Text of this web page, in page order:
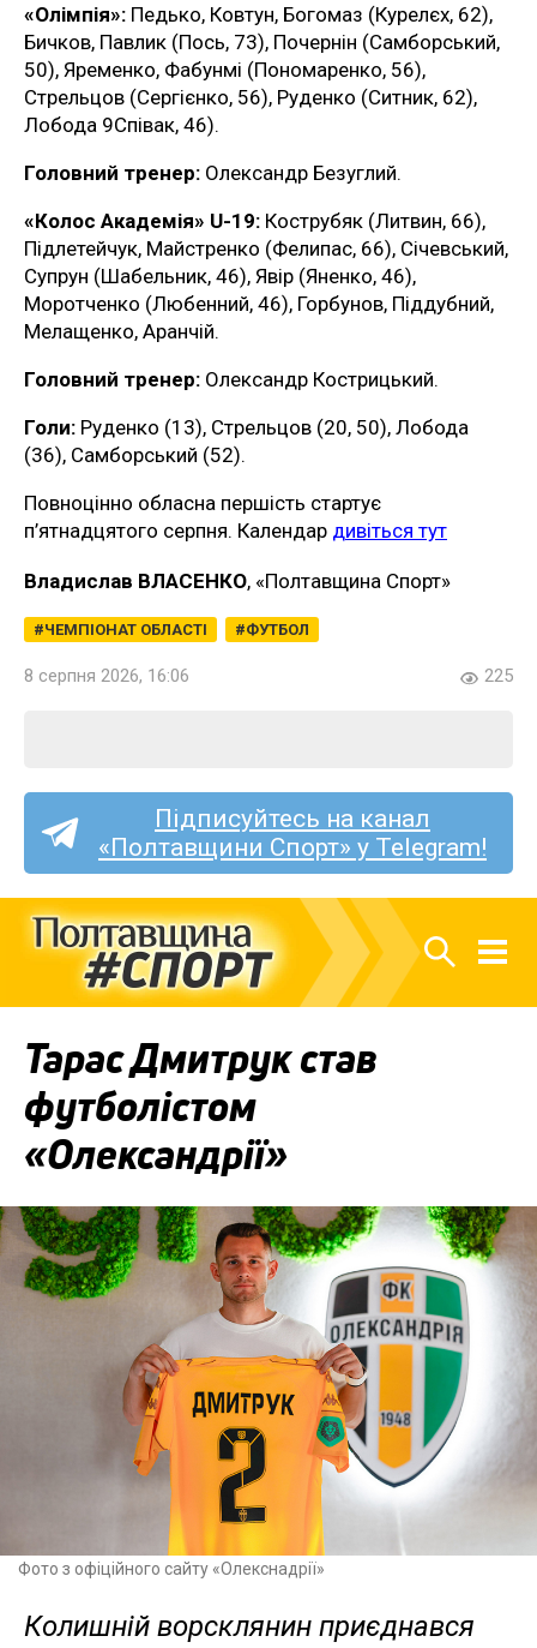
«Олімпія»: Педько, Ковтун, Богомаз (Курелєх, 62),
Бичков, Павлик (Пось, 73), Почернін (Самборський,
50), Яременко, Фабунмі (Пономаренко, 56),
Стрельцов (Сергієнко, 56), Руденко (Ситник, 62),
Лобода 9Співак, 46).
Головний тренер: Олександр Безуглий.
«Колос Академія» U-19: Кострубяк (Литвин, 66),
Підлетейчук, Майстренко (Фелипас, 66), Січевський,
Супрун (Шабельник, 46), Явір (Яненко, 46),
Моротченко (Любенний, 46), Горбунов, Піддубний,
Мелащенко, Аранчій.
Головний тренер: Олександр Кострицький.
Голи: Руденко (13), Стрельцов (20, 50), Лобода
(36), Самборський (52).
Повноцінно обласна першість стартує
п’ятнадцятого серпня. Календар дивіться тут
Владислав ВЛАСЕНКО, «Полтавщина Спорт»
ЧЕМПІОНАТ ОБЛАСТІ ФУТБОЛ
8 серпня 2026, 16:06 225
Підписуйтесь на канал
«Полтавщини Спорт» у Telegram!
Тарас Дмитрук став
футболістом
«Олександрії»
Фото з офіційного сайту «Олекснадрії»
Колишній ворсклянин приєднався